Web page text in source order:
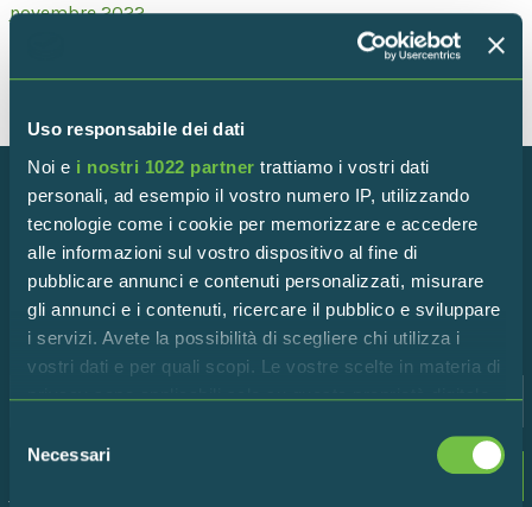
Uso responsabile dei dati
Noi e i nostri 1022 partner trattiamo i vostri dati
personali, ad esempio il vostro numero IP, utilizzando
tecnologie come i cookie per memorizzare e accedere
alle informazioni sul vostro dispositivo al fine di
pubblicare annunci e contenuti personalizzati, misurare
gli annunci e i contenuti, ricercare il pubblico e sviluppare
i servizi. Avete la possibilità di scegliere chi utilizza i
vostri dati e per quali scopi. Le vostre scelte in materia di
privacy sono applicabili solo su questa proprietà digitale
modificare o revocare il proprio consenso in qualsiasi
momento dalla Dichiarazione sui cookie o facendo clic
delNecessari
novembre 2022
Iscriviti alla newsletter!
Rimani in contatto con la Riserva per scoprire tutte le
ultime novità!
Dichiaro di accettare i termini della